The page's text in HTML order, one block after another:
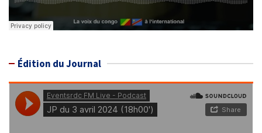
Édition du Journal